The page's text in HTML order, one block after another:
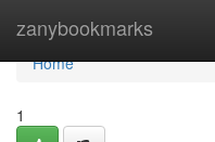
zanybookmarks
Home
Home
1